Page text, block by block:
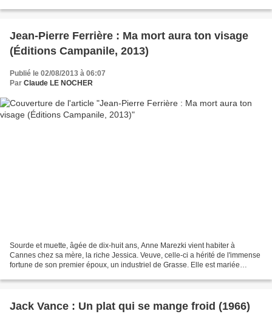
Jean-Pierre Ferrière : Ma mort aura ton visage
(Éditions Campanile, 2013)
Publié le 02/08/2013 à 06:07
Par Claude LE NOCHER
Sourde et muette, âgée de dix-huit ans, Anne Marezki vient habiter à
Cannes chez sa mère, la riche Jessica. Veuve, celle-ci a hérité de l'immense
fortune de son premier époux, un industriel de Grasse. Elle est mariée
Jack Vance : Un plat qui se mange froid (1966)